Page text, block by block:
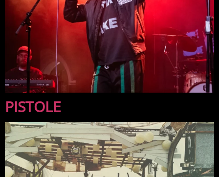
PISTOLE